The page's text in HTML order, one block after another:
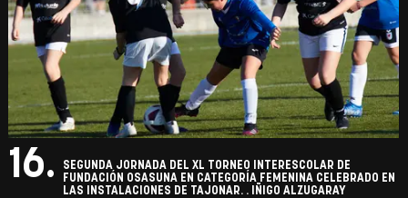
16.
SEGUNDA JORNADA DEL XL TORNEO INTERESCOLAR DE
FUNDACIÓN OSASUNA EN CATEGORÍA FEMENINA CELEBRADO EN
LAS INSTALACIONES DE TAJONAR. . IÑIGO ALZUGARAY